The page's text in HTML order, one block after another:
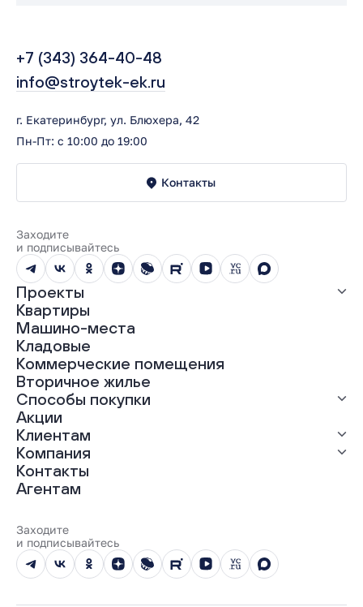
+7 (343) 364-40-48
info@stroytek-ek.ru
г. Екатеринбург, ул. Блюхера, 42
Пн-Пт: с 10:00 до 19:00
Контакты
Заходите
и подписывайтесь
Проекты
Все проекты
ЖК «Абрикос»
ЖК «Гравитация»
ЖК «Грин Гарден»
ЖК «Динамика»
ЖК «Мохито»
ЖК «Современник»
ЖК «Янтарная долина»
Квартиры
Машино-места
Кладовые
Коммерческие помещения
Вторичное жилье
Способы покупки
Выгодная ипотека
Рассрочка
Материнский капитал
Трейд-ин
100% оплата
Акции
Клиентам
Ход строительства
Документы
Выдача ключей
Компания
О нас
Карьера
Реализованные проекты
Вопросы и ответы
Новости
Юбилейный год
Контакты
Агентам
Заходите
и подписывайтесь